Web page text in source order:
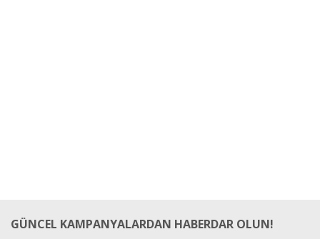
GÜNCEL KAMPANYALARDAN HABERDAR OLUN!